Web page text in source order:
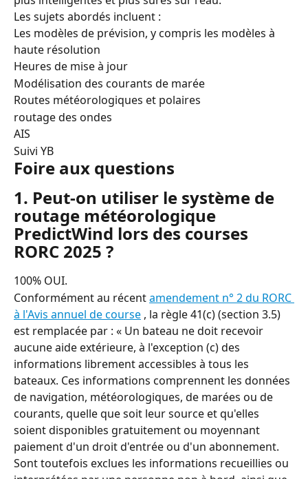
Les sujets abordés incluent :
Les modèles de prévision, y compris les modèles à
haute résolution
Heures de mise à jour
Modélisation des courants de marée
Routes météorologiques et polaires
routage des ondes
AIS
Suivi YB
Foire aux questions
1. Peut-on utiliser le système de
routage météorologique
PredictWind lors des courses
RORC 2025 ?
100% OUI.
Conformément au récent amendement n° 2 du RORC
à l'Avis annuel de course , la règle 41(c) (section 3.5)
est remplacée par : « Un bateau ne doit recevoir
aucune aide extérieure, à l'exception (c) des
informations librement accessibles à tous les
bateaux. Ces informations comprennent les données
de navigation, météorologiques, de marées ou de
courants, quelle que soit leur source et qu'elles
soient disponibles gratuitement ou moyennant
paiement d'un droit d'entrée ou d'un abonnement.
Sont toutefois exclues les informations recueillies ou